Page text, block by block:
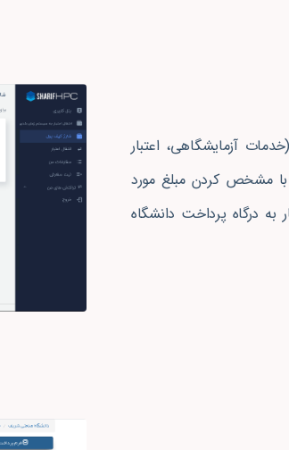
آزمایشگاهی، اعتبار
با مشخص کردن مبلغ مورد
به درگاه پرداخت دانشگاه